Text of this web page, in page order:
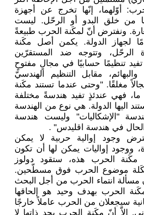
أوّلهما، إنّها ‏تخرج عن أجهزة
إنّها من خلق ‏البدو أو الرحّل. ليست
‏ونفترض أنّ لمكَنة الحرب طبيعةً
‏لجهاز الدولة. يكمن أصل مكَنة
‏الرحّل، وتتوجه ضد المستقرّين
‏تفيد تنظيمًا حسابيًا في مجالٍ مفتوحٍ
مقابل التنظيم الهندسيّ
مغلقًا. "وحتى عندما تستند مكَنة
فهي عندئذٍ تفيد هندسةً مختلفة
اليها الدولة. هي نوع من ‏الهندسة
هندسة "الإشكاليات" ‏وليست هندسة
في ‏هندسة اقليدس"‏ ‏.
وجود إوالية حربية لا يمكن
ووجود إواليات يمكن لها أن ‏تكون
مكَنة الحرب هذه، ستقود ‏دولوز
موضوع الحرب فوق ‏مسطّحين.
انتماء ‏الحرب من أجل البحث
‏الحرب بهدف وحيد هو إلحاقها
سيجعلان من الحرب عاملاً خارجًا
إلاّ أنّ مكَنة الحرب بحد ذاتها ‏لا